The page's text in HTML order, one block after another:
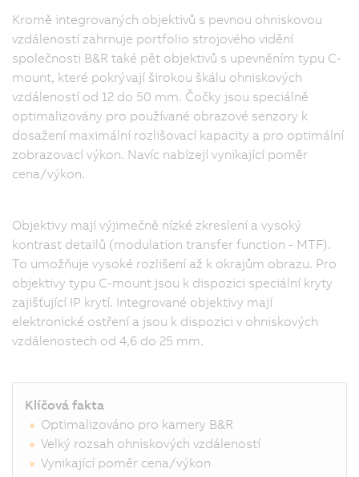
Kromě integrovaných objektivů s pevnou ohniskovou
vzdáleností zahrnuje portfolio strojového vidění
společnosti B&R také pět objektivů s upevněním typu C-
mount, které pokrývají širokou škálu ohniskových
vzdáleností od 12 do 50 mm. Čočky jsou speciálně
optimalizovány pro používané obrazové senzory k
dosažení maximální rozlišovací kapacity a pro optimální
zobrazovací výkon. Navíc nabízejí vynikající poměr
cena/výkon.
Objektivy mají výjimečně nízké zkreslení a vysoký
kontrast detailů (modulation transfer function - MTF).
To umožňuje vysoké rozlišení až k okrajům obrazu. Pro
objektivy typu C-mount jsou k dispozici speciální kryty
zajišťující IP krytí. Integrované objektivy mají
elektronické ostření a jsou k dispozici v ohniskových
vzdálenostech od 4,6 do 25 mm.
Klíčová fakta
Optimalizováno pro kamery B&R
Velký rozsah ohniskových vzdáleností
Vynikající poměr cena/výkon